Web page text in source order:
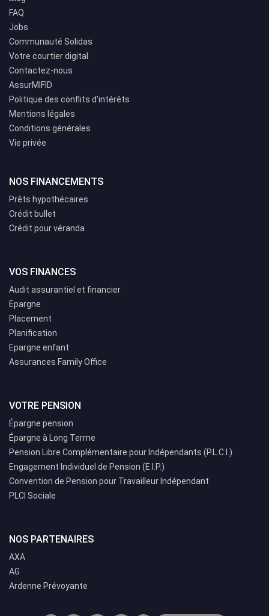
FAQ
Jobs
Communauté Solidas
Votre courtier digital
Contactez-nous
AssurMIFID
Politique des conflits d’intérêts
Mentions légales
Conditions générales
Vie privée
NOS FINANCEMENTS
Prêts hypothécaires
Crédit bullet
Crédit pour véranda
VOS FINANCES
Audit assurantiel et financier
Epargne
Placement
Planification
Epargne enfant
Assurances Family Office
VOTRE PENSION
Épargne pension
Épargne à Long Terme
Pension Libre Complémentaire pour Indépendants (P.L.C.I.)
Engagement Individuel de Pension (E.I.P.)
Convention de Pension pour Travailleur Indépendant
PLCI Sociale
NOS PARTENAIRES
AXA
AG
Ardenne Prévoyante